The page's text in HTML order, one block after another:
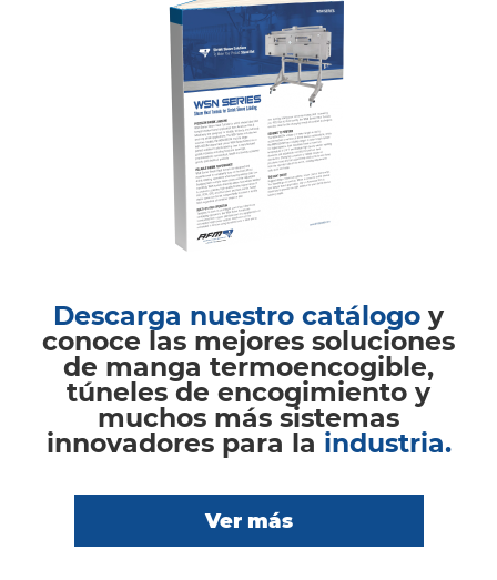
Descarga nuestro catálogo y
conoce las mejores soluciones
de manga termoencogible,
túneles de encogimiento y
muchos más sistemas
innovadores para la industria.
Ver más